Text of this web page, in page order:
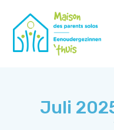
Juli